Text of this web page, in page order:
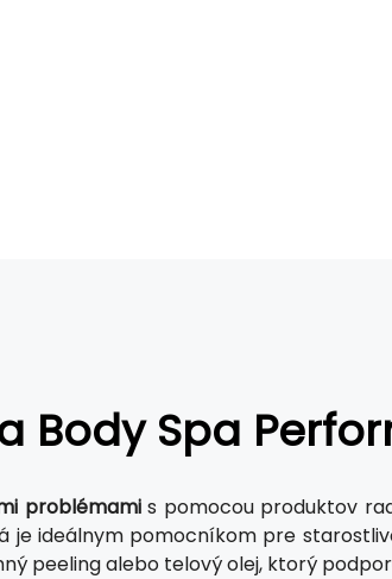
Body Spa
problémamis pomocou produktov
je ideálnym pomocníkom pre
peeling alebo telový olej, ktorý